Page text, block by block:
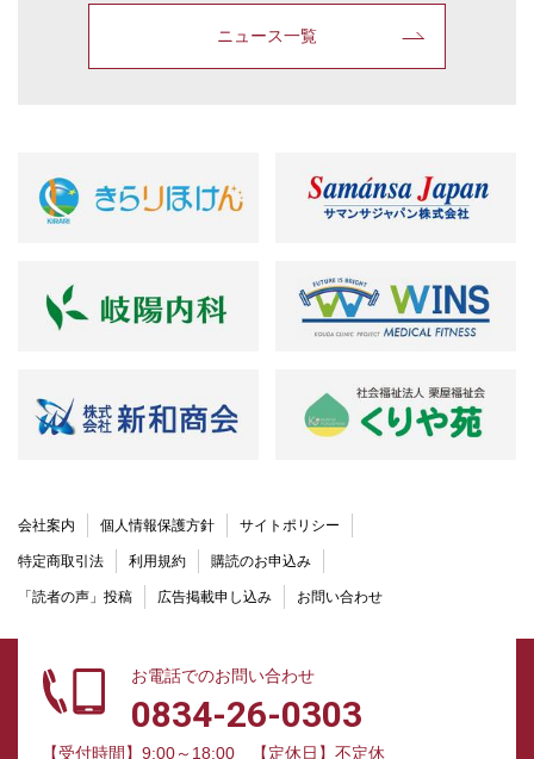
ニュース一覧
会社案内 個人情報保護方針 サイトポリシー
特定商取引法 利用規約 購読のお申込み
「読者の声」投稿 広告掲載申し込み お問い合わせ
お電話でのお問い合わせ
0834-26-0303
【受付時間】9:00～18:00 【定休日】不定休